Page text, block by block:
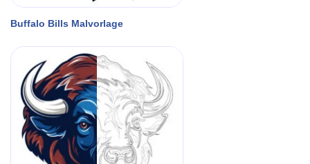
Buffalo Bills Malvorlage